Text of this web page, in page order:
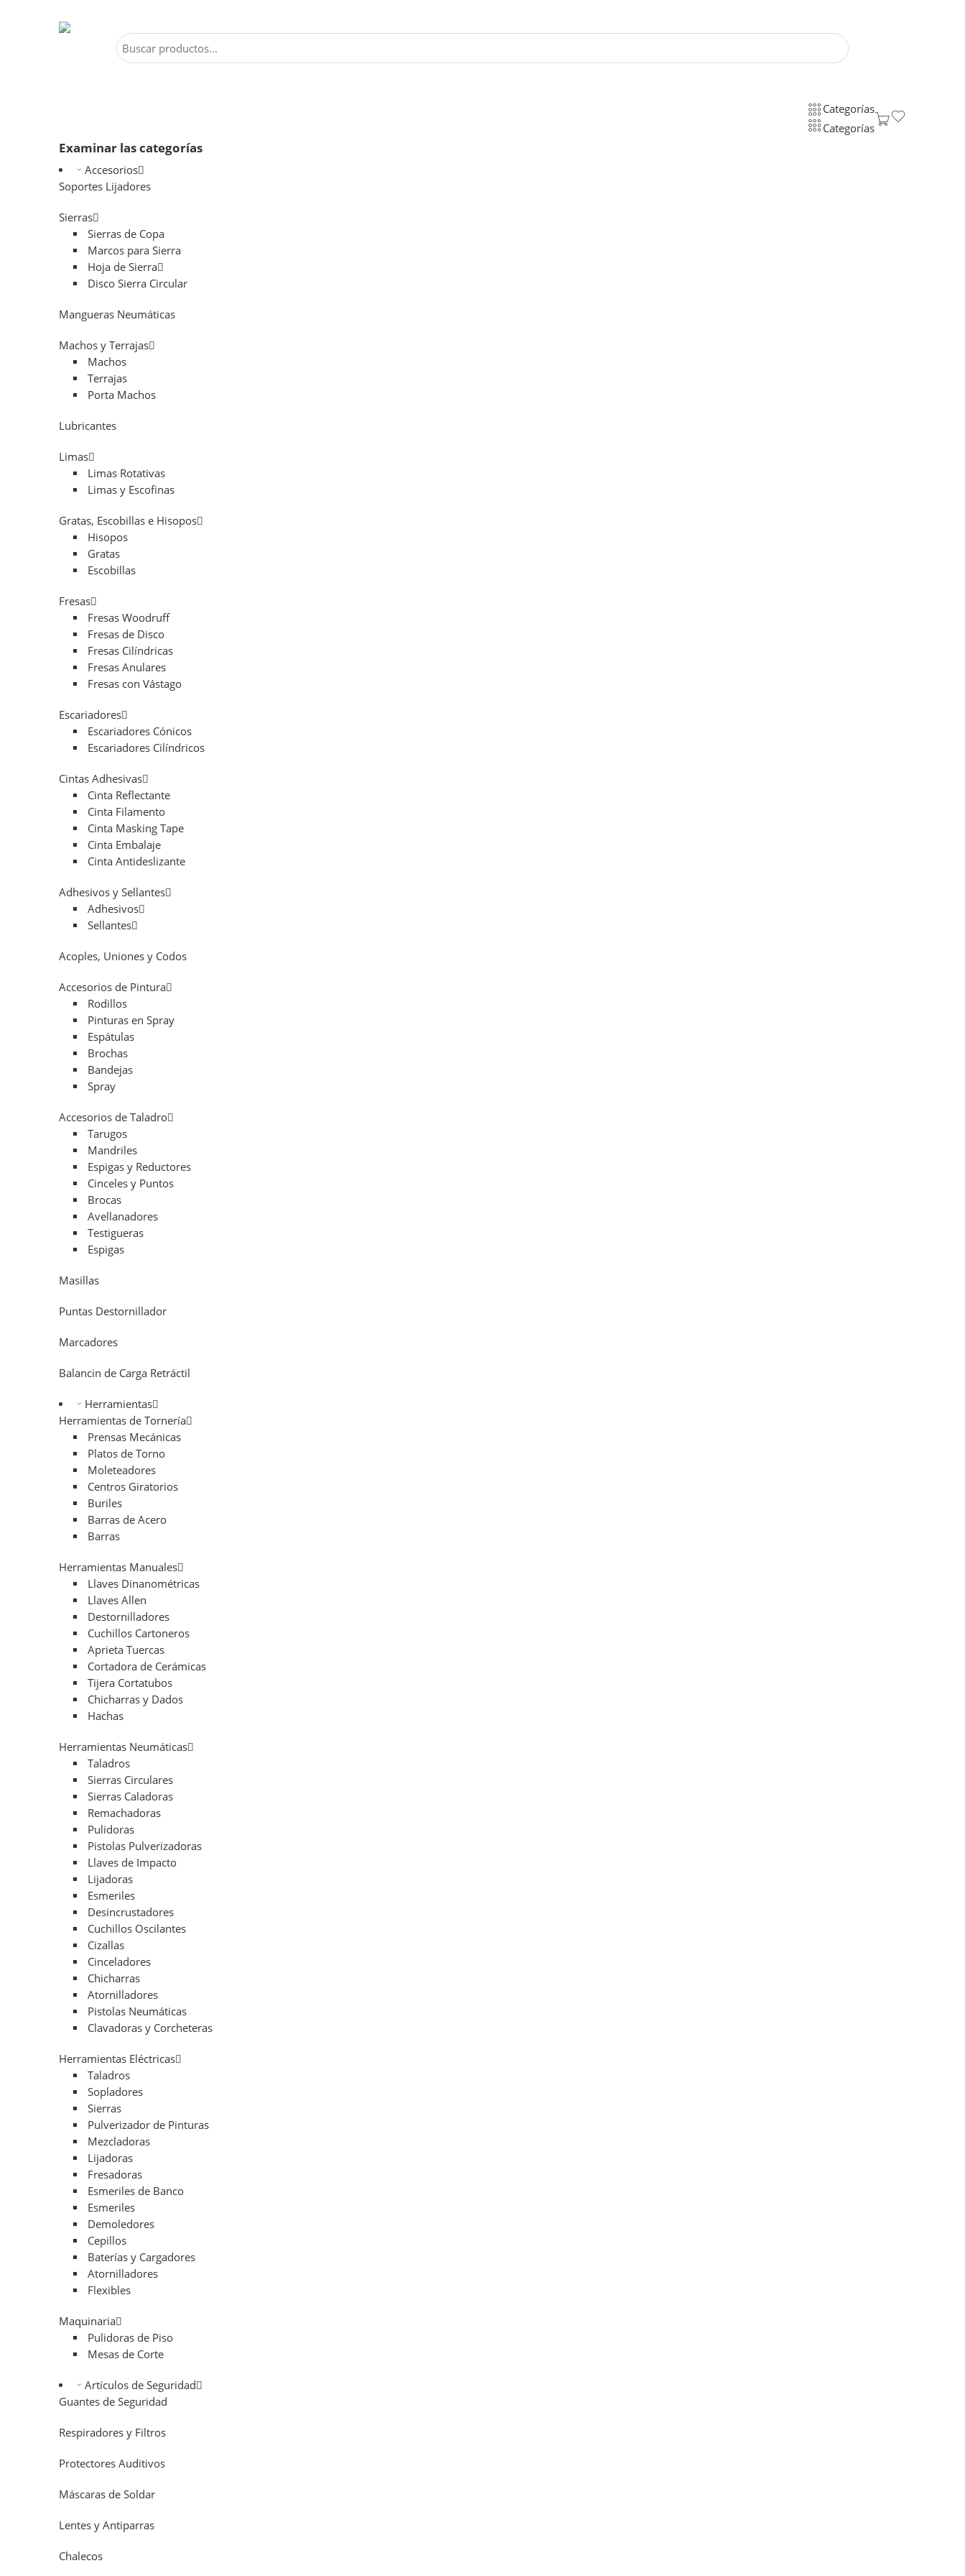
Categorías
Categorías
Examinar las categorías
Accesorios
Soportes Lijadores
Sierras
Sierras de Copa
Marcos para Sierra
Hoja de Sierra
Disco Sierra Circular
Mangueras Neumáticas
Machos y Terrajas
Machos
Terrajas
Porta Machos
Lubricantes
Limas
Limas Rotativas
Limas y Escofinas
Gratas, Escobillas e Hisopos
Hisopos
Gratas
Escobillas
Fresas
Fresas Woodruff
Fresas de Disco
Fresas Cilíndricas
Fresas Anulares
Fresas con Vástago
Escariadores
Escariadores Cónicos
Escariadores Cilíndricos
Cintas Adhesivas
Cinta Reflectante
Cinta Filamento
Cinta Masking Tape
Cinta Embalaje
Cinta Antideslizante
Adhesivos y Sellantes
Adhesivos
Sellantes
Acoples, Uniones y Codos
Accesorios de Pintura
Rodillos
Pinturas en Spray
Espátulas
Brochas
Bandejas
Spray
Accesorios de Taladro
Tarugos
Mandriles
Espigas y Reductores
Cinceles y Puntos
Brocas
Avellanadores
Testigueras
Espigas
Masillas
Puntas Destornillador
Marcadores
Balancin de Carga Retráctil
Herramientas
Herramientas de Tornería
Prensas Mecánicas
Platos de Torno
Moleteadores
Centros Giratorios
Buriles
Barras de Acero
Barras
Herramientas Manuales
Llaves Dinanométricas
Llaves Allen
Destornilladores
Cuchillos Cartoneros
Aprieta Tuercas
Cortadora de Cerámicas
Tijera Cortatubos
Chicharras y Dados
Hachas
Herramientas Neumáticas
Taladros
Sierras Circulares
Sierras Caladoras
Remachadoras
Pulidoras
Pistolas Pulverizadoras
Llaves de Impacto
Lijadoras
Esmeriles
Desincrustadores
Cuchillos Oscilantes
Cizallas
Cinceladores
Chicharras
Atornilladores
Pistolas Neumáticas
Clavadoras y Corcheteras
Herramientas Eléctricas
Taladros
Sopladores
Sierras
Pulverizador de Pinturas
Mezcladoras
Lijadoras
Fresadoras
Esmeriles de Banco
Esmeriles
Demoledores
Cepillos
Baterías y Cargadores
Atornilladores
Flexibles
Maquinaria
Pulidoras de Piso
Mesas de Corte
Artículos de Seguridad
Guantes de Seguridad
Respiradores y Filtros
Protectores Auditivos
Máscaras de Soldar
Lentes y Antiparras
Chalecos